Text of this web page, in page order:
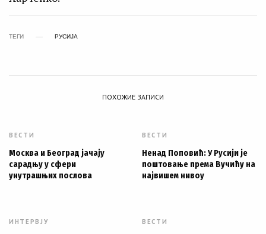
ТЕГИ РУСИЈА
ПОХОЖИЕ ЗАПИСИ
ВЕСТИ
Москва и Београд јачају
сарадњу у сфери
унутрашњих послова
ВЕСТИ
Ненад Поповић: У Русији је
поштовање према Вучићу на
највишем нивоу
ИНТЕРВЈУ ВЕСТИ